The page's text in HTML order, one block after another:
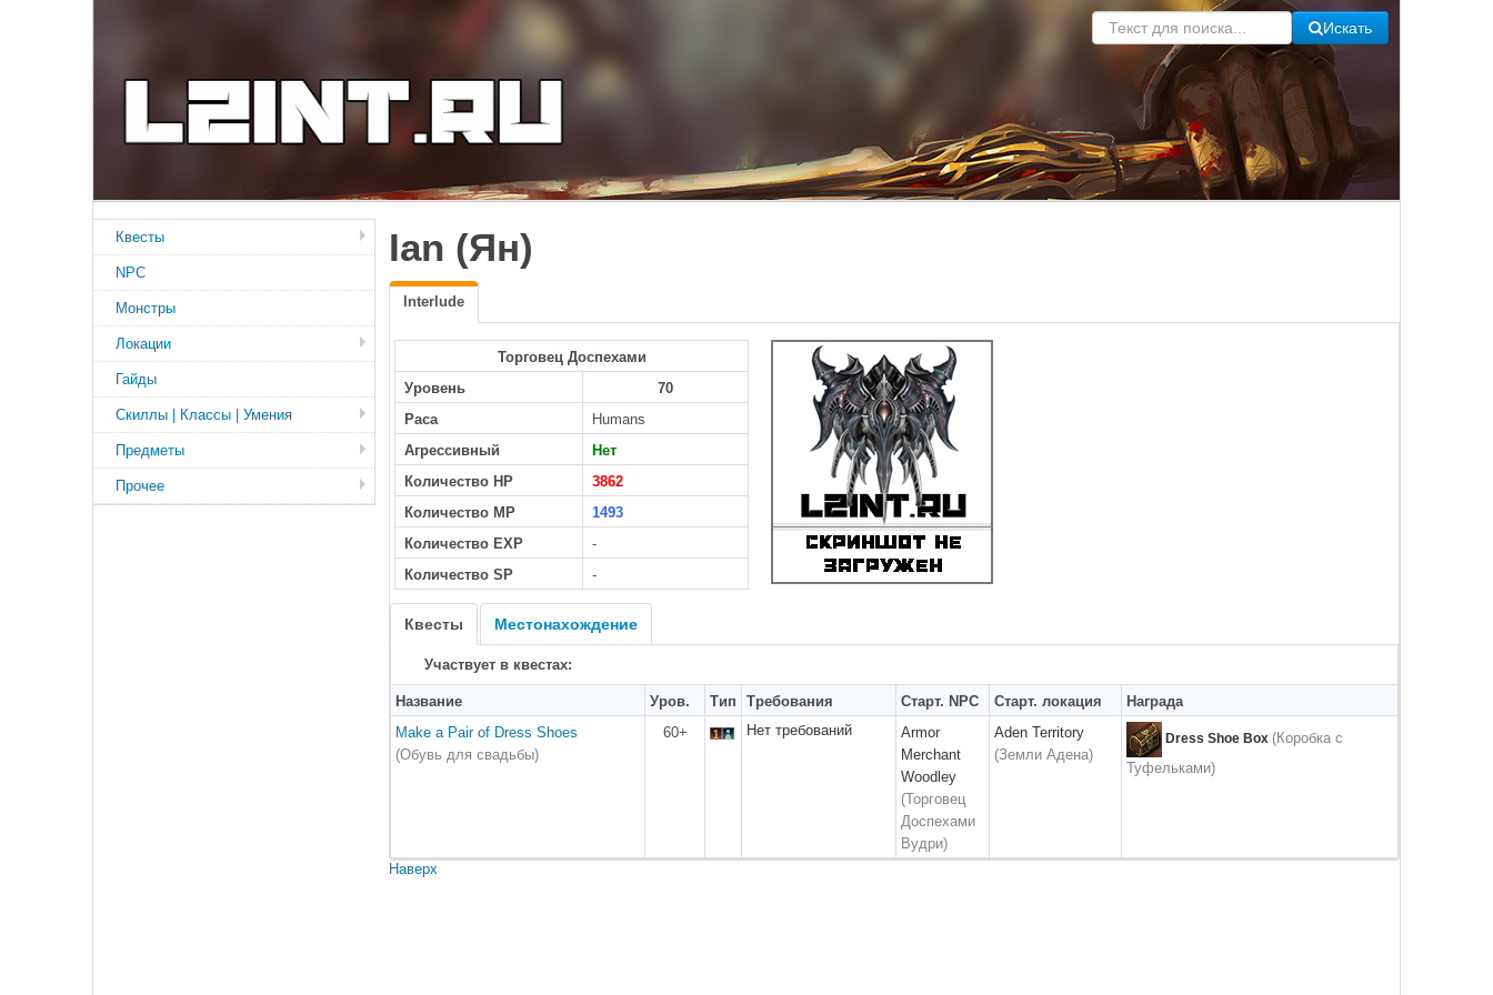
Искать
Ian (Ян)
Interlude
Торговец Доспехами
Уровень
70
Раса
Humans
Агрессивный
Нет
Количество HP
3862
Количество MP
1493
Количество EXP
-
Количество SP
-
Квесты Местонахождение
Участвует в квестах:
Название Уров. Тип Требования Старт. NPC Старт. локация
Награда
Make a Pair of Dress Shoes
(Обувь для свадьбы)
60+ Нет требований
Armor
Merchant
Woodley
(Торговец
Доспехами
Вудри)
Aden Territory
(Земли Адена)
Dress Shoe Box (Коробка с
Туфельками)
Наверх
Квесты
NPC
Монстры
Локации
Гайды
Скиллы | Классы | Умения
Предметы
Прочее